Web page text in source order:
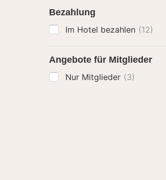
Bezahlung
Im Hotel bezahlen (12)
Angebote für Mitglieder
Nur Mitglieder (3)